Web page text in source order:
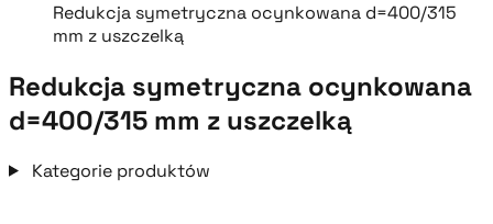
Redukcja symetryczna ocynkowana d=400/315
mm z uszczelką
Redukcja symetryczna ocynkowana
d=400/315 mm z uszczelką
Kategorie produktów